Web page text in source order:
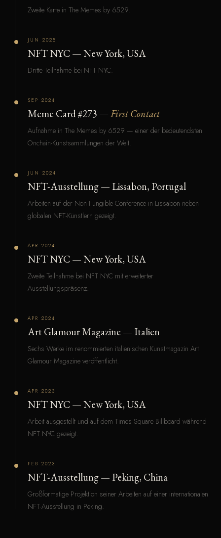
Zweite Karte in The Memes by 6529.
JUN 2025
NFT NYC — New York, USA
Dritte Teilnahme bei NFT NYC.
SEP 2024
Meme Card #273 —First Contact
Aufnahme in The Memes by 6529 — einer der bedeutendsten
Onchain-Kunstsammlungen der Welt.
JUN 2024
NFT-Ausstellung — Lissabon, Portugal
Arbeiten auf der Non Fungible Conference in Lissabon neben
globalen NFT-Künstlern gezeigt.
APR 2024
NFT NYC — New York, USA
Zweite Teilnahme bei NFT NYC mit erweiterter
Ausstellungspräsenz.
APR 2024
Art Glamour Magazine — Italien
Sechs Werke im renommierten italienischen Kunstmagazin Art
Glamour Magazine veröffentlicht.
APR 2023
NFT NYC — New York, USA
Arbeit ausgestellt und auf dem Times Square Billboard während
NFT NYC gezeigt.
FEB 2023
NFT-Ausstellung — Peking, China
Großformatige Projektion seiner Arbeiten auf einer internationalen
NFT-Ausstellung in Peking.